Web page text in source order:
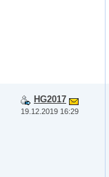
HG2017
19.12.2019 16:29